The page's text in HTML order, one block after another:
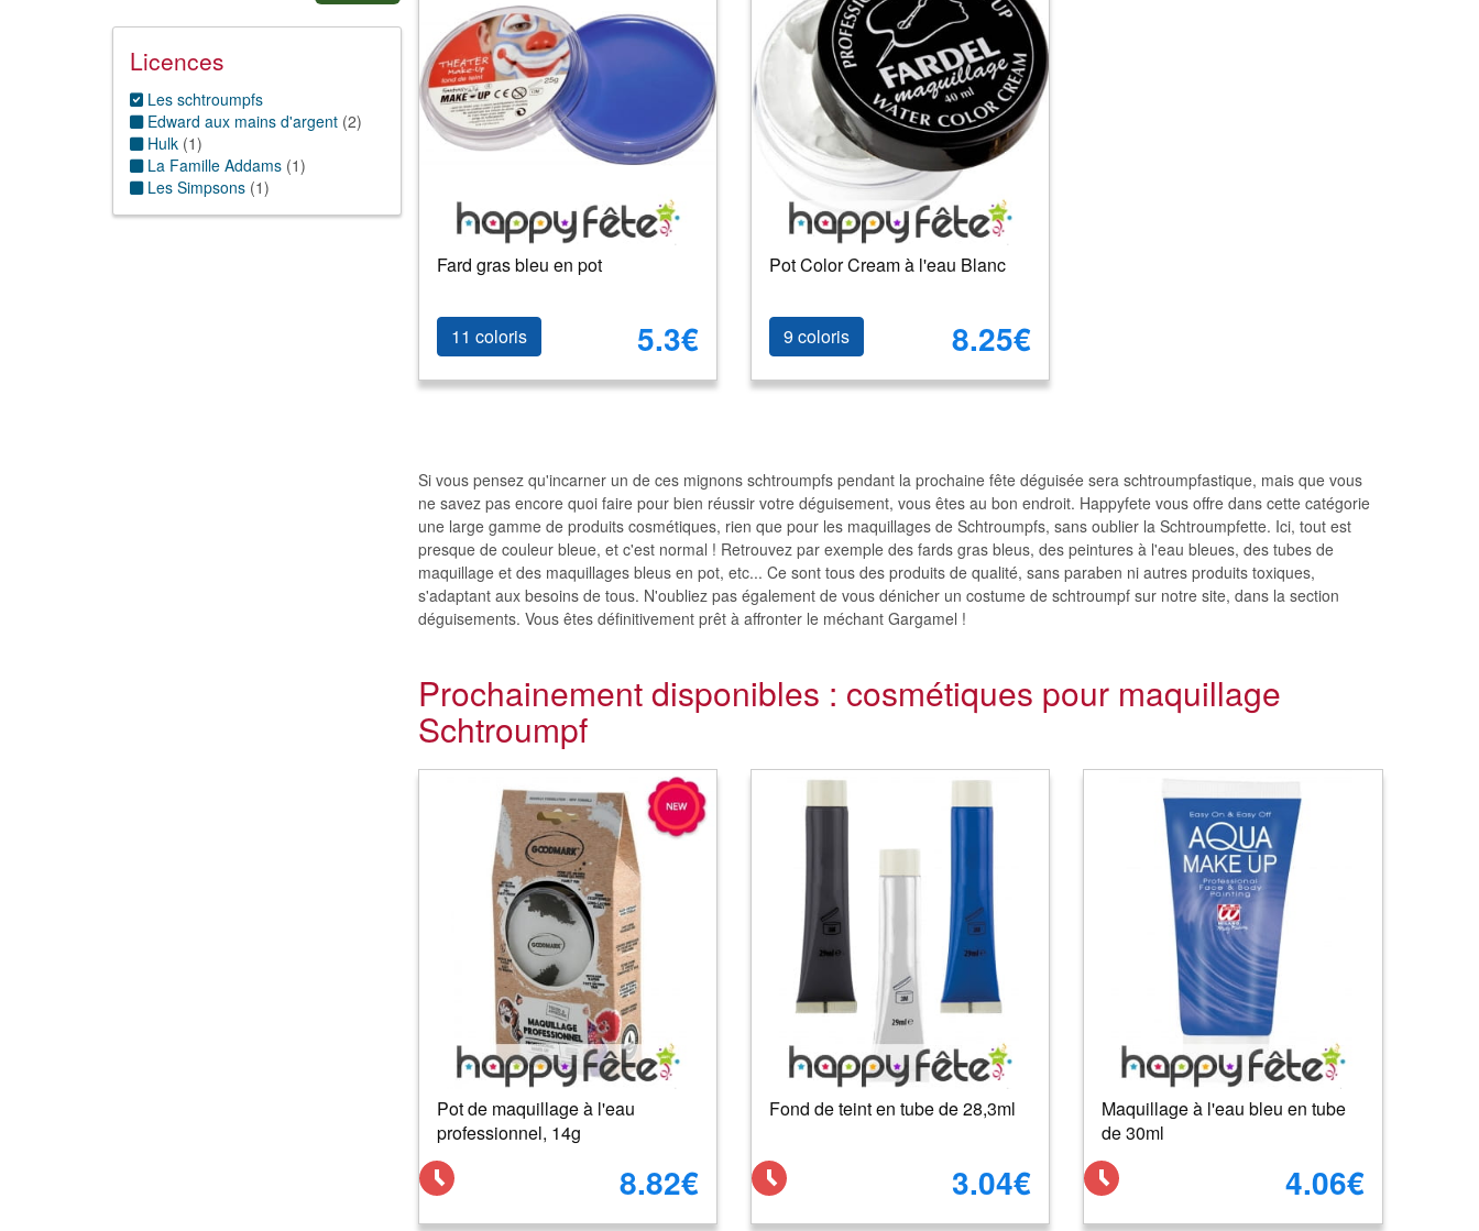
Licences
Les schtroumpfs
Edward aux mains d'argent (2)
Hulk (1)
La Famille Addams (1)
Les Simpsons (1)
Fard gras bleu en pot
11 coloris 5.3€
Pot Color Cream à l'eau Blanc
9 coloris 8.25€
Si vous pensez qu'incarner un de ces mignons schtroumpfs pendant la prochaine fête déguisée sera schtroumpfastique, mais que vous
ne savez pas encore quoi faire pour bien réussir votre déguisement, vous êtes au bon endroit. Happyfete vous offre dans cette catégorie
une large gamme de produits cosmétiques, rien que pour les maquillages de Schtroumpfs, sans oublier la Schtroumpfette. Ici, tout est
presque de couleur bleue, et c'est normal ! Retrouvez par exemple des fards gras bleus, des peintures à l'eau bleues, des tubes de
maquillage et des maquillages bleus en pot, etc... Ce sont tous des produits de qualité, sans paraben ni autres produits toxiques,
s'adaptant aux besoins de tous. N'oubliez pas également de vous dénicher un costume de schtroumpf sur notre site, dans la section
déguisements. Vous êtes définitivement prêt à affronter le méchant Gargamel !
Prochainement disponibles : cosmétiques pour maquillage
Schtroumpf
Pot de maquillage à l'eau
professionnel, 14g
8.82€
Fond de teint en tube de 28,3ml
3.04€
Maquillage à l'eau bleu en tube
de 30ml
4.06€